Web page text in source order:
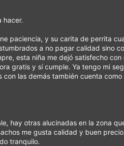
hacer.
paciencia, y su carita de perrita
a no pagar calidad sino
esta niña me dejó satisfecho
gratis y sí cumple. Ya tengo mi
las demás también cuenta
hay otras alucinadas en la zona
me gusta calidad y buen
tranquilo.